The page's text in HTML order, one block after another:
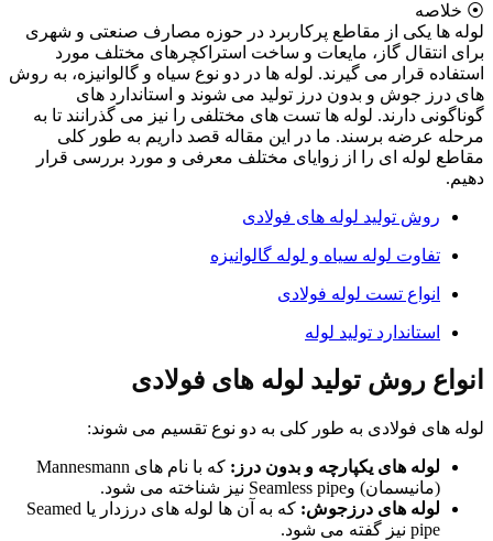
⦿ خلاصه
لوله ها یکی از مقاطع پرکاربرد در حوزه مصارف صنعتی و شهری
برای انتقال گاز، مایعات و ساخت استراکچرهای مختلف مورد
استفاده قرار می گیرند. لوله ها در دو نوع سیاه و گالوانیزه، به روش
های درز جوش و بدون درز تولید می شوند و استاندارد های
گوناگونی دارند. لوله ها تست های مختلفی را نیز می گذرانند تا به
مرحله عرضه برسند. ما در این مقاله قصد داریم به طور کلی
مقاطع لوله ای را از زوایای مختلف معرفی و مورد بررسی قرار
دهیم.
روش تولید لوله های فولادی
تفاوت لوله سیاه و لوله گالوانیزه
انواع تست لوله فولادی
استاندارد تولید لوله
انواع روش تولید لوله های فولادی
لوله های فولادی به طور کلی به دو نوع تقسیم می شوند:
لوله های یکپارچه و بدون درز:
که با نام های Mannesmann
(مانیسمان) وSeamless pipe نیز شناخته می شود.
لوله های درزجوش:
که به آن ها لوله های درزدار یا Seamed
pipe نیز گفته می شود.